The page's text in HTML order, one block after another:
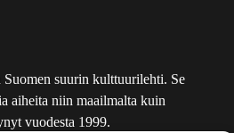
Suomen suurin kulttuurilehti. Se
aiheita niin maailmalta kuin
vuodesta 1999.